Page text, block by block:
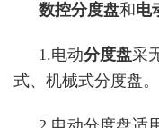
数控分度盘和电
1.电动分度盘采
式、机械式分度盘。